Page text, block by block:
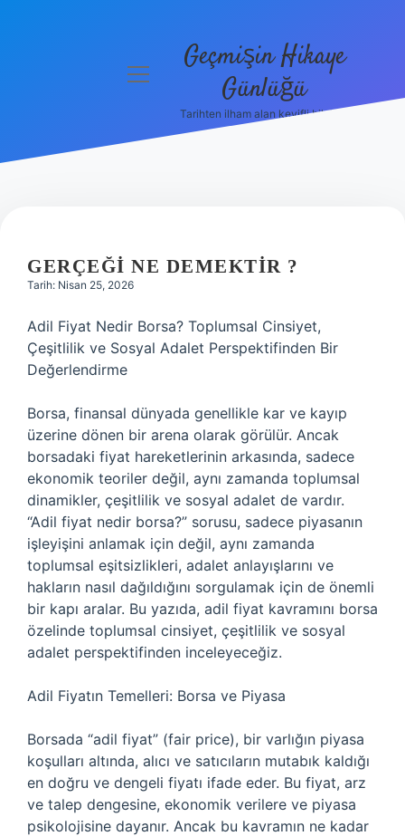
Hakkımızda
menüyü
Geçmişin Hikaye
Günlüğü
Tarihten ilham alan keyifli bilgiler!
GERÇEĞI NE DEMEKTIR ?
Tarih: Nisan 25, 2026
Adil Fiyat Nedir Borsa? Toplumsal Cinsiyet,
Çeşitlilik ve Sosyal Adalet Perspektifinden Bir
Değerlendirme
Borsa, finansal dünyada genellikle kar ve kayıp
üzerine dönen bir arena olarak görülür. Ancak
borsadaki fiyat hareketlerinin arkasında, sadece
ekonomik teoriler değil, aynı zamanda toplumsal
dinamikler, çeşitlilik ve sosyal adalet de vardır.
“Adil fiyat nedir borsa?” sorusu, sadece piyasanın
işleyişini anlamak için değil, aynı zamanda
toplumsal eşitsizlikleri, adalet anlayışlarını ve
hakların nasıl dağıldığını sorgulamak için de önemli
bir kapı aralar. Bu yazıda, adil fiyat kavramını borsa
özelinde toplumsal cinsiyet, çeşitlilik ve sosyal
adalet perspektifinden inceleyeceğiz.
Adil Fiyatın Temelleri: Borsa ve Piyasa
Borsada “adil fiyat” (fair price), bir varlığın piyasa
koşulları altında, alıcı ve satıcıların mutabık kaldığı
en doğru ve dengeli fiyatı ifade eder. Bu fiyat, arz
ve talep dengesine, ekonomik verilere ve piyasa
psikolojisine dayanır. Ancak bu kavramın ne kadar